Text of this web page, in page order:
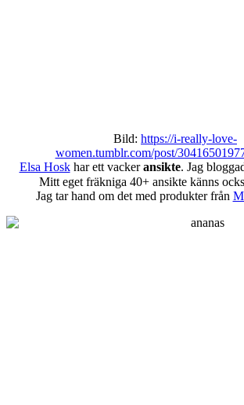
Bild: https://i-really-love-
women.tumblr.com/post/
Elsa Hoskhar ett vackeransikte. Jag
Mitt eget fräkniga 40+ ansikte känns
Jag tar hand om det med produkter från